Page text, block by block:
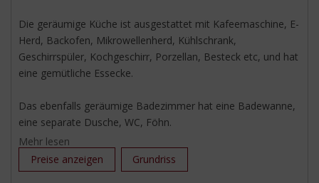
Die geräumige Küche ist ausgestattet mit Kafeemaschine, E-
Herd, Backofen, Mikrowellenherd, Kühlschrank,
Geschirrspüler, Kochgeschirr, Porzellan, Besteck etc, und hat
eine gemütliche Essecke.
Das ebenfalls geräumige Badezimmer hat eine Badewanne,
eine separate Dusche, WC, Föhn.
Das erste Schlafzimmer hat ein Doppelbett, eine gemütliche
Sitzecke und LCDSATTV. Das zweite Schlafzimmer hat ein
Mehr lesen
Preise anzeigen
Grundriss